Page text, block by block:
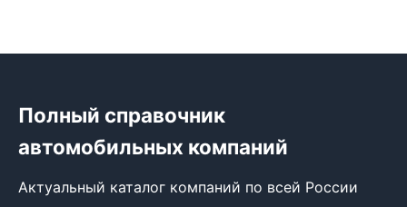
Полный справочник
автомобильных компаний
Актуальный каталог компаний по всей России